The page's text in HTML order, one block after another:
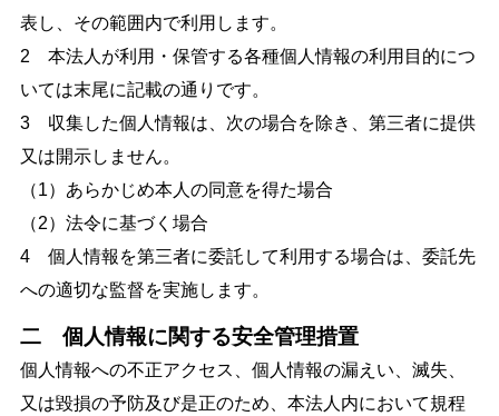
表し、その範囲内で利用します。
2 本法人が利用・保管する各種個人情報の利用目的につ
いては末尾に記載の通りです。
3 収集した個人情報は、次の場合を除き、第三者に提供
又は開示しません。
（1）あらかじめ本人の同意を得た場合
（2）法令に基づく場合
4 個人情報を第三者に委託して利用する場合は、委託先
への適切な監督を実施します。
二 個人情報に関する安全管理措置
個人情報への不正アクセス、個人情報の漏えい、滅失、
又は毀損の予防及び是正のため、本法人内において規程